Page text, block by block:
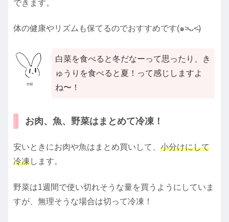
できます。
体の健康やリズムも保てるのでおすすめです(๑˃̵ᴗ˂̵)
mii
白菜を食べると冬だなーって思ったり、き
ゅうりを食べると夏！って感じしますよ
ね〜！
お肉、魚、野菜はまとめて冷凍！
安いときにお肉や魚はまとめ買いして、 小分けにして
冷凍します。
野菜は1週間で使い切れそうな量を買うようにしていま
すが、無理そうな場合は切って冷凍！